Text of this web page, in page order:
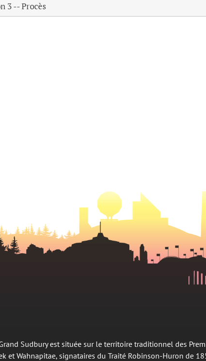
3 -- Procès
Sudbury est située sur le territoire traditionnel des
et Wahnapitae, signataires du Traité Robinson-Huron de